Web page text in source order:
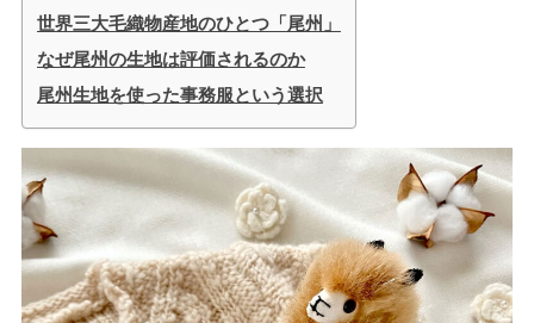
世界三大毛織物産地のひとつ「尾州」
なぜ尾州の生地は評価されるのか
尾州生地を使った事務服という選択